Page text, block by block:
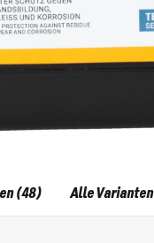
(48) Alle Varianten